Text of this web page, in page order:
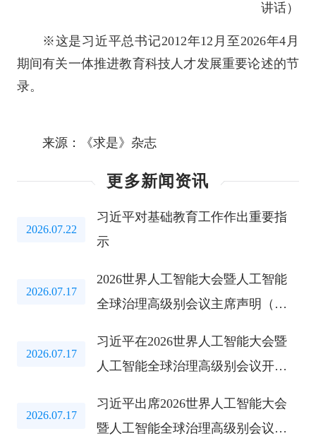
讲话）
※这是习近平总书记2012年12月至2026年4月
期间有关一体推进教育科技人才发展重要论述的节
录。
来源：《求是》杂志
更多新闻资讯
2026.07.22
习近平对基础教育工作作出重要指
示
2026.07.17
2026世界人工智能大会暨人工智能
全球治理高级别会议主席声明（全
2026.07.17
习近平在2026世界人工智能大会暨
人工智能全球治理高级别会议开幕
2026.07.17
习近平出席2026世界人工智能大会
暨人工智能全球治理高级别会议开